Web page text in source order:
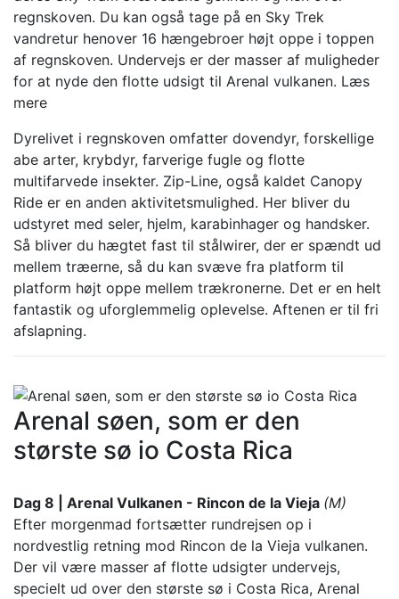
regnskoven. Du kan også tage på en Sky Trek
vandretur henover 16 hængebroer højt oppe i toppen
af regnskoven. Undervejs er der masser af muligheder
for at nyde den flotte udsigt til Arenal vulkanen. Læs
mere
Dyrelivet i regnskoven omfatter dovendyr, forskellige
abe arter, krybdyr, farverige fugle og flotte
multifarvede insekter. Zip-Line, også kaldet Canopy
Ride er en anden aktivitetsmulighed. Her bliver du
udstyret med seler, hjelm, karabinhager og handsker.
Så bliver du hægtet fast til stålwirer, der er spændt ud
mellem træerne, så du kan svæve fra platform til
platform højt oppe mellem trækronerne. Det er en helt
fantastik og uforglemmelig oplevelse. Aftenen er til fri
afslapning.
Arenal søen, som er den
største sø io Costa Rica
Dag 8 | Arenal Vulkanen - Rincon de la Vieja (M)
Efter morgenmad fortsætter rundrejsen op i
nordvestlig retning mod Rincon de la Vieja vulkanen.
Der vil være masser af flotte udsigter undervejs,
specielt ud over den største sø i Costa Rica, Arenal